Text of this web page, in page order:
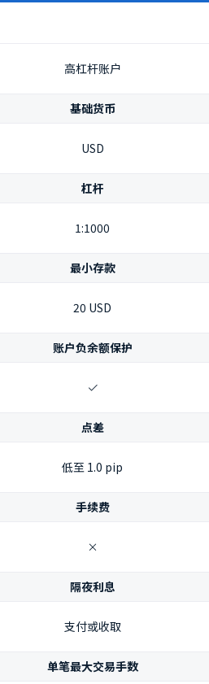
高杠杆账户
基础货币
USD
杠杆
1:1000
最小存款
20 USD
账户负余额保护
点差
低至 1.0 pip
手续费
隔夜利息
支付或收取
单笔最大交易手数